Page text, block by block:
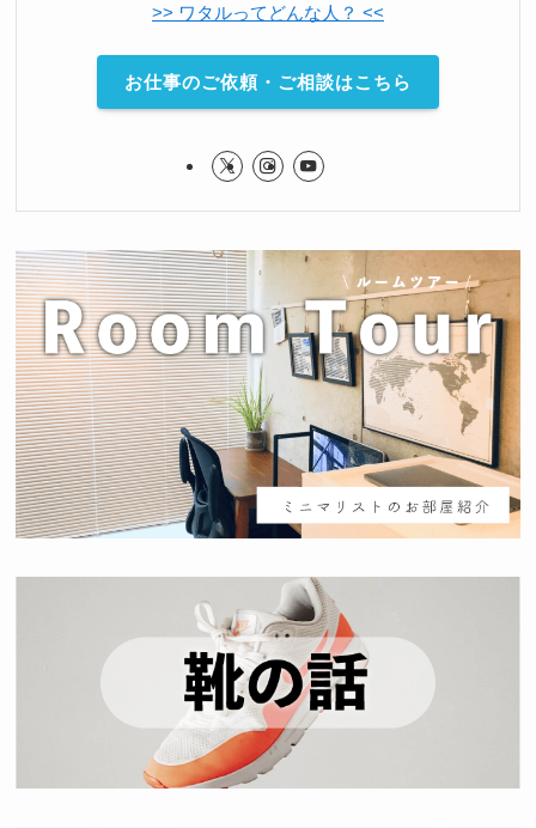
>> ワタルってどんな人？ <<
お仕事のご依頼・ご相談はこちら